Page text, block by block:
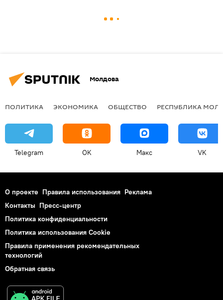
Молдова
ПОЛИТИКА ЭКОНОМИКА ОБЩЕСТВО РЕСПУБЛИКА
Telegram OK Макс VK
О проекте Правила использования Реклама
Контакты Пресс-центр
Политика конфиденциальности
Политика использования Cookie
Правила применения рекомендательных
технологий
Обратная связь